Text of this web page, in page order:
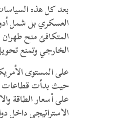
بعد كل هذه
العسكري بل شمل
المتكافئ منح طهران
الخارجي وتمنع
على المستوى
حيث بدأت قطاعات
على أسعار الطاقة
الاستراتيجي داخل